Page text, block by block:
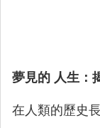
夢見的 人生：
在人類的歷史